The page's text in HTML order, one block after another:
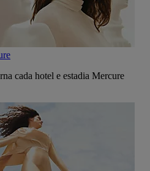
cada hotel e estadia Mercure